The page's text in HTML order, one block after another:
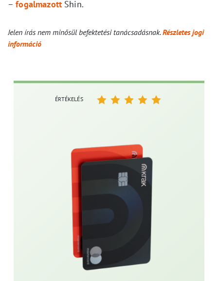
–fogalmazottShin.
Jelen írás nem minősül befektetési tanácsadásnak.Részletes jogi
információ
ÉRTÉKELÉS